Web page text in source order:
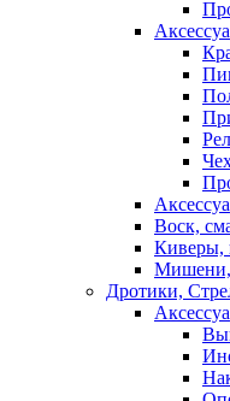
Воск,
Киверы,
Дротики,